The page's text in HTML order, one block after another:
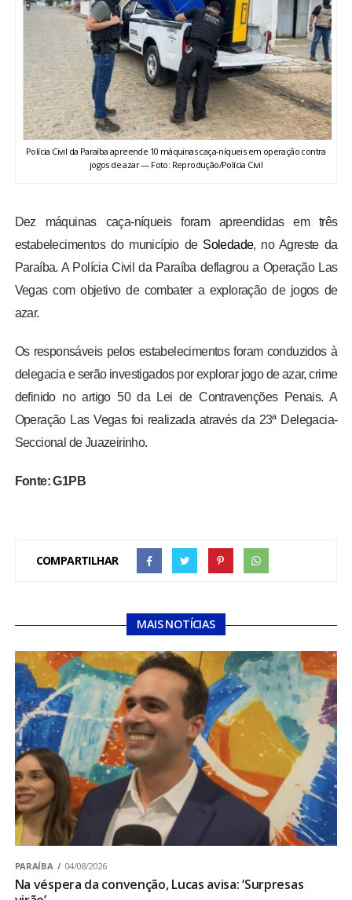
TV LPB
FOTOS
COLUNISTAS
Polícia Civil da Paraíba apreende 10 máquinas caça-níqueis em operação contra
jogos de azar — Foto: Reprodução/Polícia Civil
Dez máquinas caça-níqueis foram apreendidas em três
estabelecimentos do município de Soledade, no Agreste da
Paraíba. A Polícia Civil da Paraíba deflagrou a Operação Las
Vegas com objetivo de combater a exploração de jogos de
azar.
Os responsáveis pelos estabelecimentos foram conduzidos à
delegacia e serão investigados por explorar jogo de azar, crime
definido no artigo 50 da Lei de Contravenções Penais. A
Operação Las Vegas foi realizada através da 23ª Delegacia-
Seccional de Juazeirinho.
Fonte: G1PB
COMPARTILHAR
MAIS NOTÍCIAS
PARAÍBA 04/08/2026
Na véspera da convenção, Lucas avisa: ‘Surpresas